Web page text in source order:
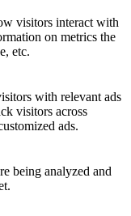
visitors interact with
on metrics the
etc.
with relevant ads
visitors across
ads.
being analyzed and